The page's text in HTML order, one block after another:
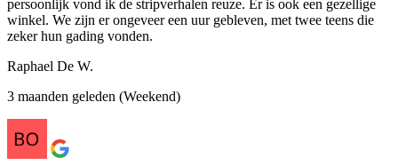
persoonlijk vond ik de stripverhalen reuze. Er is ook een gezellige
winkel. We zijn er ongeveer een uur gebleven, met twee teens die
zeker hun gading vonden.
Raphael De W.
3 maanden geleden (Weekend)